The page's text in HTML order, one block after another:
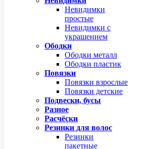
Невидимки
простые
Невидимки с
украшением
Ободки
Ободки металл
Ободки пластик
Повязки
Повязки взрослые
Повязки детские
Подвески, бусы
Разное
Расчёски
Резинки для волос
Резинки
пакетные